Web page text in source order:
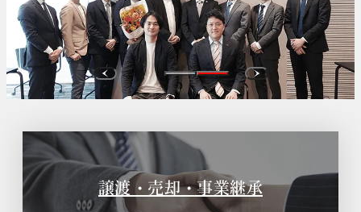
譲渡・売却・事業継承